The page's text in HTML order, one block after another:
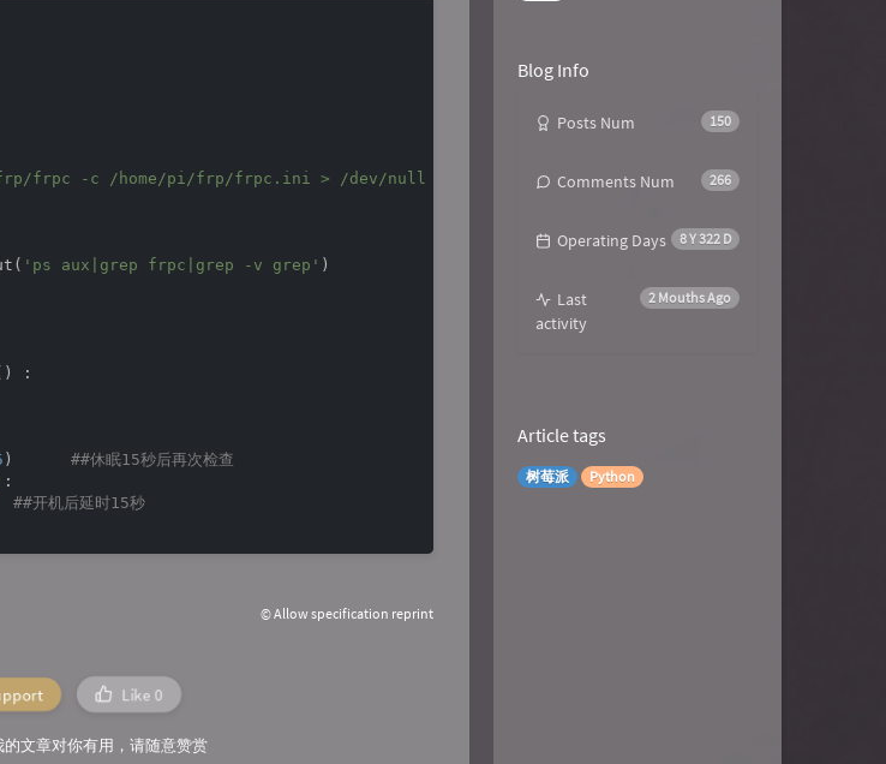
frpc -c /home/pi/frp/frpc.ini > /dev/null 2>&1 &'
'ps aux|grep frpc|grep -v grep' )
:
) ##休眠15秒后再次检查
:
##开机后延时15秒
© Allow specification reprint
Like0
文章对你有用，请随意赞赏
Blog Info
150
Posts Num
266
Comments Num
8 Y 322 D
Operating Days
2 Mouths Ago
Last
activity
Article tags
树莓派 Python